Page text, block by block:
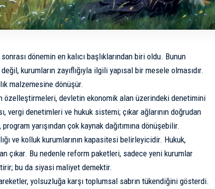
dönemin en kalıcı başlıklarından biri oldu. Bunun
kurumların zayıflığıyla ilgili yapısal bir mesele olmasıdır.
malzemesine dönüşür.
özelleştirmeleri, devletin ekonomik alan üzerindeki denetimini
vergi denetimleri ve hukuk sistemi; çıkar ağlarının doğrudan
yarışından çok kaynak dağıtımına dönüşebilir.
ve kolluk kurumlarının kapasitesi belirleyicidir. Hukuk,
çıkar. Bu nedenle reform paketleri, sadece yeni kurumlar
bu da siyasi maliyet demektir.
yolsuzluğa karşı toplumsal sabrın tükendiğini gösterdi.